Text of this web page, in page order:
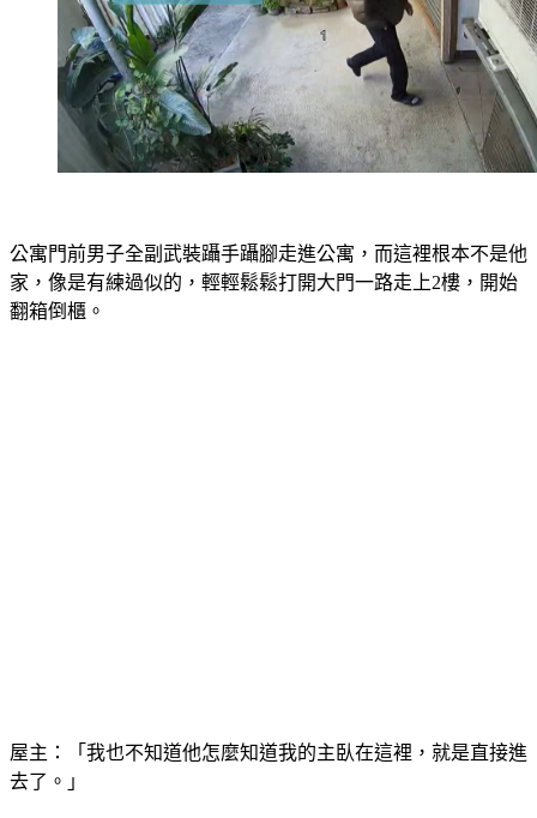
公寓門前男子全副武裝躡手躡腳走進公寓，而這裡根本不是他
家，像是有練過似的，輕輕鬆鬆打開大門一路走上2樓，開始
翻箱倒櫃。
屋主：「我也不知道他怎麼知道我的主臥在這裡，就是直接進
去了。」